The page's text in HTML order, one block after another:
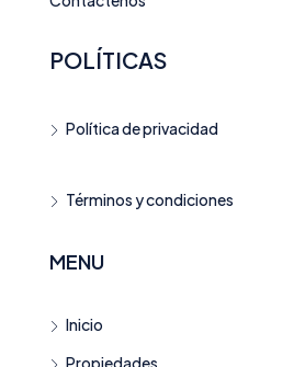
POLÍTICAS
Política de privacidad
Términos y condiciones
MENU
Inicio
Propiedades